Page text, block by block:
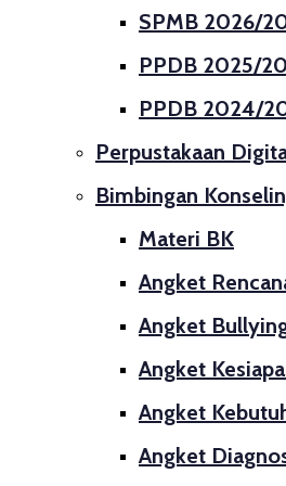
SPMB 2026/
PPDB 2025/
PPDB 2024/
Perpustakaan
Bimbingan
Materi BK
Angket
Angket
Angket
Angket
Angket